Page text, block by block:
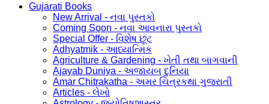
Gujarati Books
New Arrival - નવા પુસ્તકો
Coming Soon - નવા આવનારા પુસ્તકો
Special Offer - વિશેષ છૂટ
Adhyatmik - આધ્યાત્મિક
Agriculture & Gardening - ખેતી તથા બાગવાની
Ajayab Duniya - અજાયબ દુનિયા
Amar Chitrakatha - અમર ચિત્રકથા ગુજરાતી
Articles - લેખો